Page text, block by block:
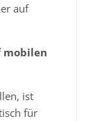
auf
mobilen
ist
für